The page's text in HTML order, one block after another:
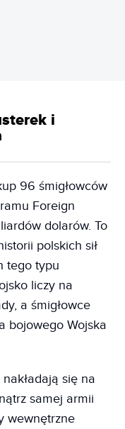
i
96 śmigłowców
Foreign
dolarów. To
polskich sił
tego typu
liczy na
a śmigłowce
bojowego Wojska
się na
samej armii
wewnętrzne